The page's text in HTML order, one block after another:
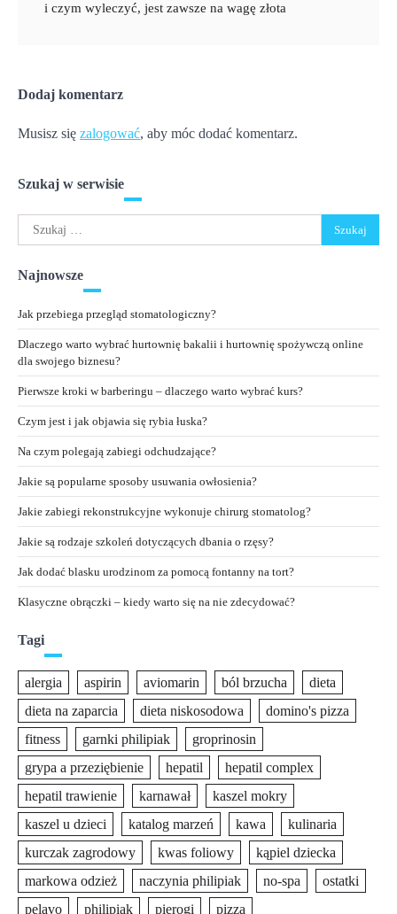
i czym wyleczyć, jest zawsze na wagę złota
Dodaj komentarz
Musisz się zalogować, aby móc dodać komentarz.
Szukaj w serwisie
Szukaj:
Najnowsze
Jak przebiega przegląd stomatologiczny?
Dlaczego warto wybrać hurtownię bakalii i hurtownię spożywczą online
dla swojego biznesu?
Pierwsze kroki w barberingu – dlaczego warto wybrać kurs?
Czym jest i jak objawia się rybia łuska?
Na czym polegają zabiegi odchudzające?
Jakie są popularne sposoby usuwania owłosienia?
Jakie zabiegi rekonstrukcyjne wykonuje chirurg stomatolog?
Jakie są rodzaje szkoleń dotyczących dbania o rzęsy?
Jak dodać blasku urodzinom za pomocą fontanny na tort?
Klasyczne obrączki – kiedy warto się na nie zdecydować?
Tagi
alergia aspirin aviomarin ból brzucha
dieta
dieta na zaparcia
dieta niskosodowa
domino's pizza
fitness
garnki philipiak
groprinosin
grypa a przeziębienie
hepatil
hepatil complex
hepatil trawienie
karnawał
kaszel mokry
kaszel u dzieci
katalog marzeń kawa
kulinaria
kurczak zagrodowy
kwas foliowy
kąpiel dziecka
markowa odzież
naczynia philipiak no-spa
ostatki
pelavo
philipiak pierogi pizza